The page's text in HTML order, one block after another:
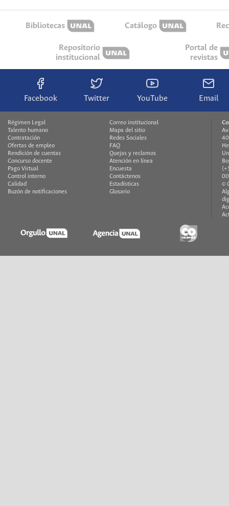
Bibliotecas Catálogo
Repositorio
institucional
Portal de
revistas
Facebook Twitter YouTube Email
Régimen Legal
Talento humano
Contratación
Ofertas de empleo
Rendición de cuentas
Concurso docente
Pago Virtual
Control interno
Calidad
Buzón de notificaciones
Correo institucional
Mapa del sitio
Redes Sociales
FAQ
Quejas y reclamos
Atención en línea
Encuesta
Contáctenos
Estadísticas
Glosario
©